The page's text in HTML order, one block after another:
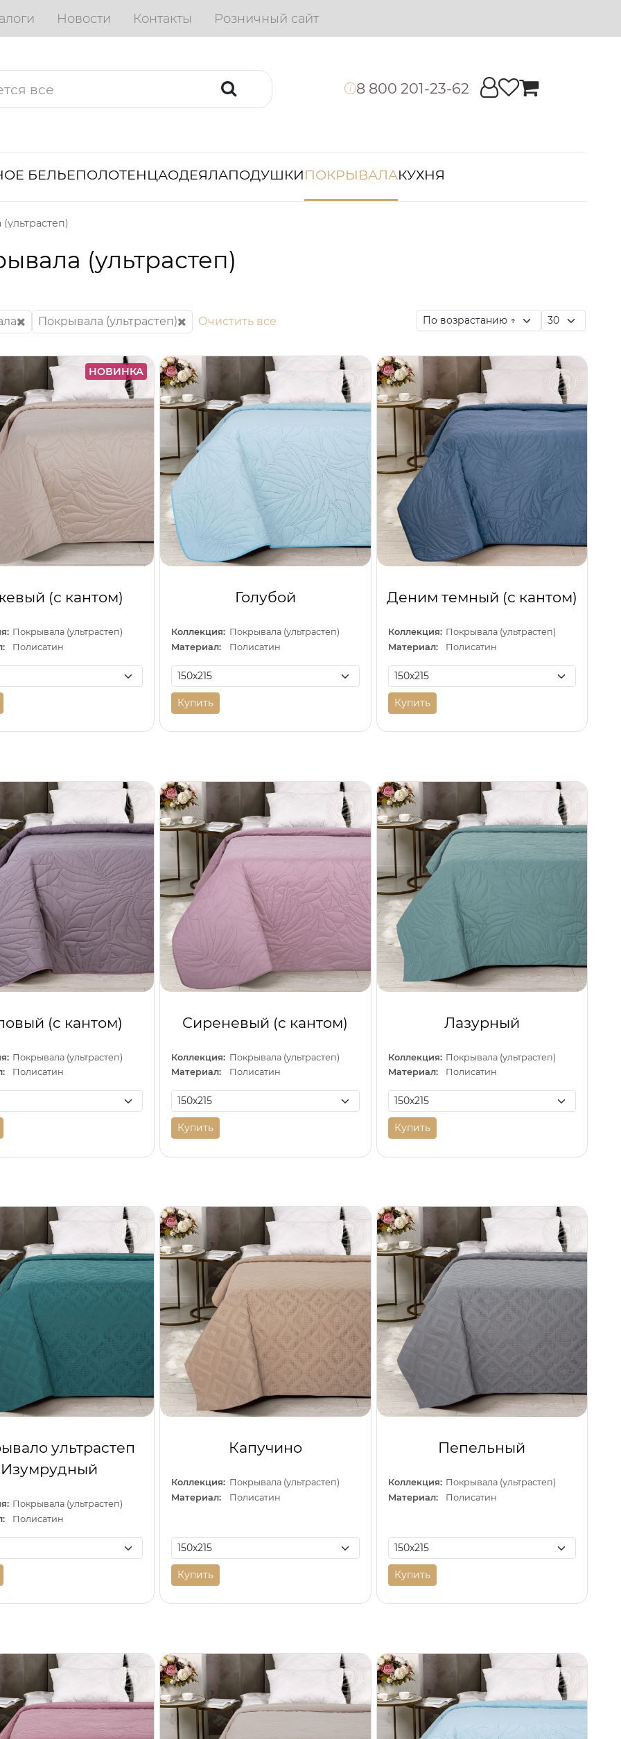
Новости Контакты Розничный сайт
i 8 800 201-23-62
БЕЛЬЕПОЛОТЕНЦАОДЕЯЛАПОДУШКИПОКРЫВАЛАКУХНЯ
(ультрастеп)
Покрывала (ультрастеп) Очистить все
НОВИНКА
(с кантом)
Покрывала (ультрастеп)
Полисатин
Голубой
Коллекция: Покрывала (ультрастеп)
Материал:
Полисатин
Купить
Деним темный (с кантом)
Коллекция: Покрывала (ультрастеп)
Материал:
Полисатин
Купить
(с кантом)
Покрывала (ультрастеп)
Полисатин
Сиреневый (с кантом)
Коллекция: Покрывала (ультрастеп)
Материал:
Полисатин
Купить
Лазурный
Коллекция: Покрывала (ультрастеп)
Материал:
Полисатин
Купить
ультрастеп
Изумрудный
Покрывала (ультрастеп)
Полисатин
Капучино
Коллекция: Покрывала (ультрастеп)
Материал:
Полисатин
Купить
Пепельный
Коллекция: Покрывала (ультрастеп)
Материал:
Полисатин
Купить